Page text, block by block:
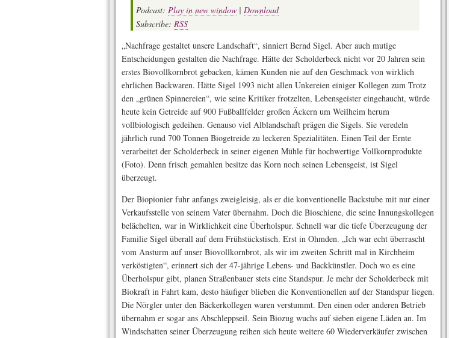
Podcast: Play in new window | Download
Subscribe: RSS
„Nachfrage gestaltet unsere Landschaft“, sinniert Bernd Sigel. Aber auch mutige
Entscheidungen gestalten die Nachfrage. Hätte der Scholderbeck nicht vor 20 Jahren sein
erstes Biovollkornbrot gebacken, kämen Kunden nie auf den Geschmack von wirklich
ehrlichen Backwaren. Hätte Sigel 1993 nicht allen Unkereien einiger Kollegen zum Trotz
den „grünen Spinnereien“, wie seine Kritiker frotzelten, Lebensgeister eingehaucht, würde
heute kein Getreide auf 900 Fußballfelder großen Äckern um Weilheim herum
vollbiologisch gedeihen. Genauso viel Alblandschaft prägen die Sigels. Sie veredeln
jährlich rund 700 Tonnen Biogetreide zu leckeren Spezialitäten. Einen Teil der Ernte
verarbeitet der Scholderbeck in seiner eigenen Mühle für hochwertige Vollkornprodukte
(Foto). Denn frisch gemahlen besitze das Korn noch seinen Lebensgeist, ist Sigel
überzeugt.
Der Biopionier fuhr anfangs zweigleisig, als er die konventionelle Backstube mit nur einer
Verkaufsstelle von seinem Vater übernahm. Doch die Bioschiene, die seine Innungskollegen
belächelten, war in Wirklichkeit eine Überholspur. Schnell war die tiefe Überzeugung der
Familie Sigel überall auf dem Frühstückstisch. Erst in Ohmden. „Ich war echt überrascht
vom Ansturm auf unser Biovollkornbrot, als wir im zweiten Schritt mal in Kirchheim
verköstigten“, erinnert sich der 47-jährige Lebens- und Backkünstler. Doch wo es eine
Überholspur gibt, planen Straßenbauer stets eine Standspur. Je mehr der Scholderbeck mit
Biokraft in Fahrt kam, desto häufiger blieben die Konventionellen auf der Standspur liegen.
Die Nörgler unter den Bäckerkollegen waren verstummt. Den einen oder anderen Betrieb
übernahm er sogar ans Abschleppseil. Sein Biozug wuchs auf sieben eigene Läden an. Im
Windschatten seiner Überzeugung reihen sich heute weitere 60 Wiederverkäufer zwischen